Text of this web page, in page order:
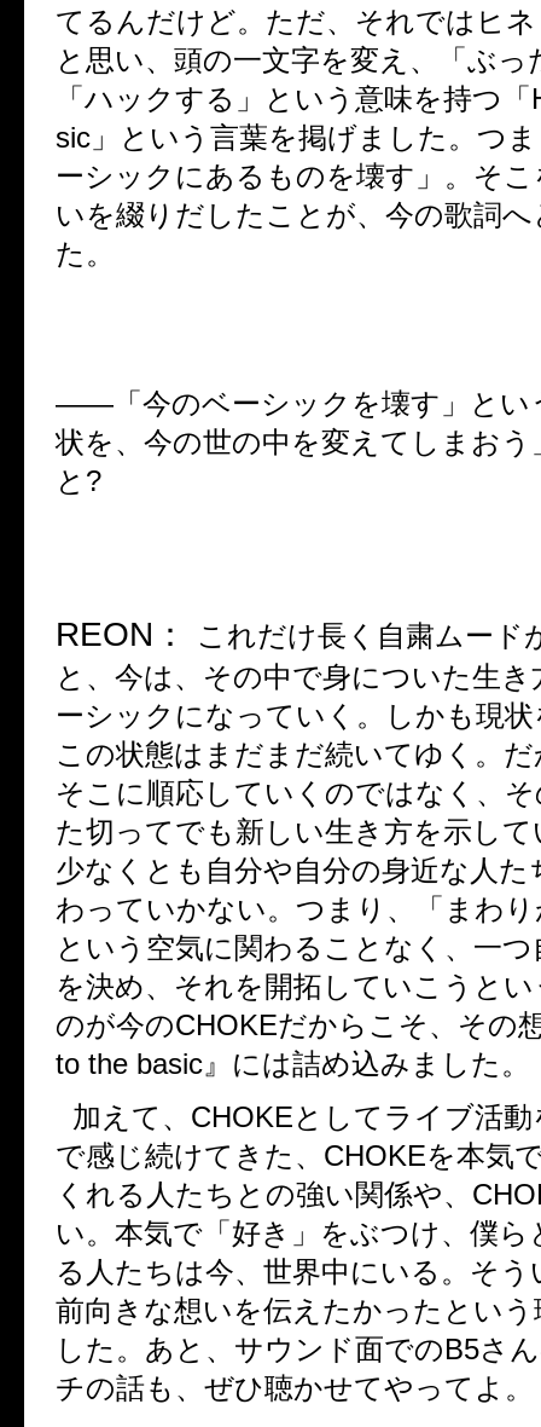
てるんだけど。ただ、それではヒ
と思い、頭の一文字を変え、「ぶっ
「ハックする」という意味を持つ「
sic 」という言葉を掲げました。つ
ーシックにあるものを壊す」。そ
いを綴りだしたことが、今の歌詞
た。
―― 「今のベーシックを壊す」と
状を、今の世の中を変えてしまお
と ?
REON ：
これだけ長く自粛ムード
と、今は、その中で身についた生
ーシックになっていく。しかも現
この状態はまだまだ続いてゆく。
そこに順応していくのではなく、
た切ってでも新しい生き方を示し
少なくとも自分や自分の身近な人た
わっていかない。つまり、「まわ
という空気に関わることなく、一
を決め、それを開拓していこうと
のが今のCHOKEだからこそ、その
to the basic 』には詰め込みました。
加えて、 CHOKEとしてライブ活
で感じ続けてきた、 CHOKEを本気
くれる人たちとの強い関係や、
い。本気で「好き」をぶつけ、僕
る人たちは今、世界中にいる。そ
前向きな想いを伝えたかったとい
した。あと、サウンド面でのB5さ
チの話も、ぜひ聴かせてやってよ。